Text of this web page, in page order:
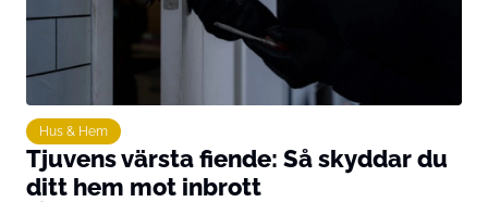
Hus & Hem
Tjuvens värsta fiende: Så skyddar du
ditt hem mot inbrott